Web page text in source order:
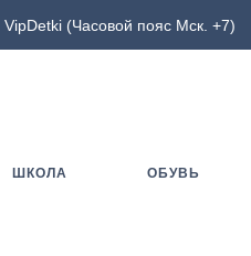
VipDetki (Часовой пояс Мск. +7)
ШКОЛА ОБУВЬ